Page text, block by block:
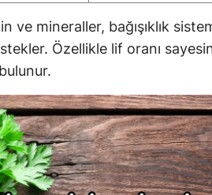
mineraller, bağışıklık
Özellikle lif oranı